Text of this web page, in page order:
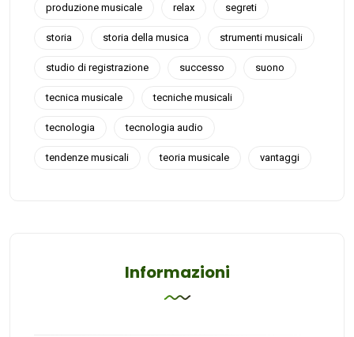
produzione musicale relax segreti
storia storia della musica strumenti musicali
studio di registrazione successo suono
tecnica musicale tecniche musicali
tecnologia tecnologia audio
tendenze musicali teoria musicale vantaggi
Informazioni